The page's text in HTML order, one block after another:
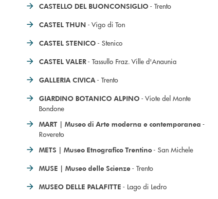
CASTELLO DEL BUONCONSIGLIO- Trento
CASTEL THUN - Vigo di Ton
CASTEL STENICO- Stenico
CASTEL VALER- Tassullo Fraz. Ville d'Anaunia
GALLERIA CIVICA- Trento
GIARDINO BOTANICO ALPINO- Viote del Monte
Bondone
MART | Museo di Arte moderna e contemporanea -
Rovereto
METS | Museo Etnografico Trentino- San Michele
MUSE | Museo delle Scienze- Trento
MUSEO DELLE PALAFITTE - Lago di Ledro